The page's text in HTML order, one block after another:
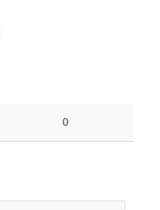
0